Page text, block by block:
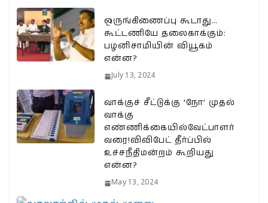
ஒருங்கிணைப்பு கூடாது…
கூட்டணியே தலைகாக்கும்:
பழனிசாமியின் வியூகம்
என்ன?
July 13, 2024
வாக்குச் சீட்டுக்கு ’நோ’ முதல்
வாக்கு
எண்ணிக்கையில்வேட்பாளர்
வரை!விவிபேட் தீர்ப்பில்
உச்சநீதிமன்றம் கூறியது
என்ன?
May 13, 2024